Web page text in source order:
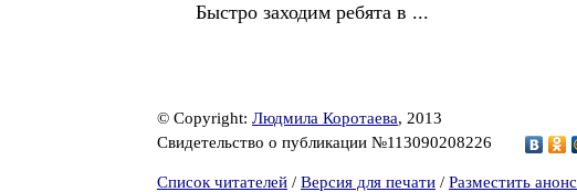
Быстро заходим ребята в ...
© Copyright: Людмила Коротаева, 2013
Свидетельство о публикации №113090208226
Список читателей / Версия для печати / Разместить анонс